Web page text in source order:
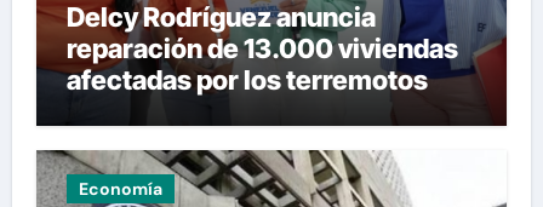
Delcy Rodríguez anuncia
reparación de 13.000 viviendas
afectadas por los terremotos
Economía